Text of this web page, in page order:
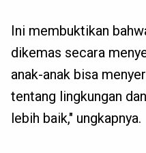
Ini membuktikan
dikemas secara
anak-anak bisa
tentang lingkungan
lebih baik," ungkapnya.